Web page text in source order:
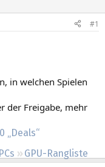
„Deals“
GPU-Rangliste
#1
in welchen Spielen
der Freigabe, mehr